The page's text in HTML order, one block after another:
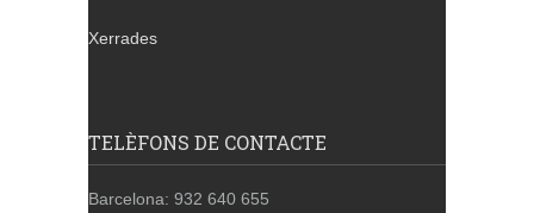
Xerrades
TELÈFONS DE CONTACTE
Barcelona: 932 640 655